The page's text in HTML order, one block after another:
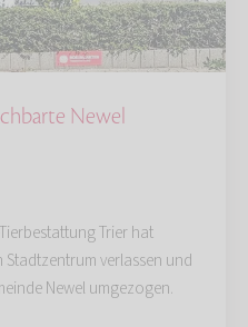
Newel
Tierbestattung Trier hat
verlassen und
Newel umgezogen.